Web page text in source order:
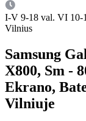
I-V 9-18 val. VI 10-
Vilnius
Samsung
X800, Sm -
Ekrano,
Vilniuje